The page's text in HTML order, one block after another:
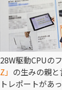
28W駆動CPUの
Z」 の生みの親
トレポートがあ